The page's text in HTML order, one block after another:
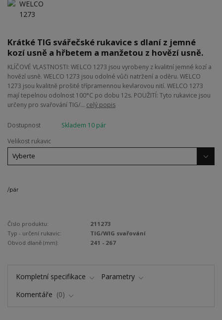
Krátké TIG svářečské rukavice s dlaní z jemné
kozí usně a hřbetem a manžetou z hovězí usně.
KLÍČOVÉ VLASTNOSTI: WELCO 1273 jsou vyrobeny z kvalitní jemné kozí a
hovězí usně. WELCO 1273 jsou odolné vůči natržení a oděru. WELCO
1273 jsou kvalitně prošité třípramennou kevlarovou nití. WELCO 1273
mají tepelnou odolnost 100°C po dobu 12s. POUŽITÍ: Tyto rukavice jsou
určeny pro svařování TIG/... celý popis
Dostupnost
Skladem 10 pár
Velikost rukavic
/pár
Číslo produktu:
211273
Typ - určení rukavic:
TIG/WIG svařování
Obvod dlaně (mm):
241 - 267
Kompletní specifikace
Parametry
Komentáře
0